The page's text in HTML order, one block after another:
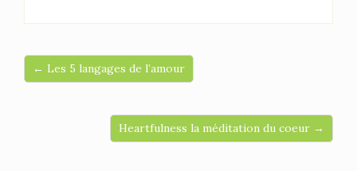
← Les 5 langages de l’amour
Heartfulness la méditation du coeur →